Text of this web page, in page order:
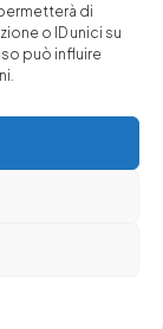
di
o ID unici su
può influire